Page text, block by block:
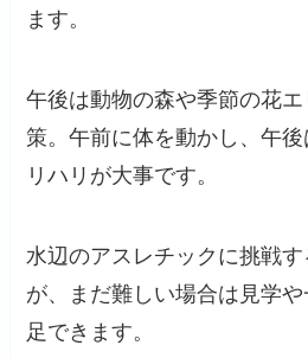
ます。
午後は動物の森や季節の花
策。午前に体を動かし、午
リハリが大事です。
水辺のアスレチックに挑戦
が、まだ難しい場合は見学
足できます。